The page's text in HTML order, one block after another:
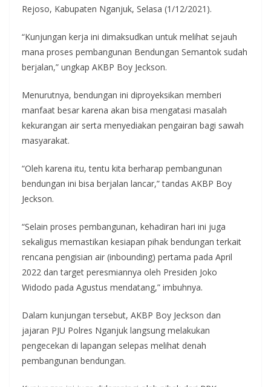
Rejoso, Kabupaten Nganjuk, Selasa (1/12/2021).
“Kunjungan kerja ini dimaksudkan untuk melihat sejauh
mana proses pembangunan Bendungan Semantok sudah
berjalan,” ungkap AKBP Boy Jeckson.
Menurutnya, bendungan ini diproyeksikan memberi
manfaat besar karena akan bisa mengatasi masalah
kekurangan air serta menyediakan pengairan bagi sawah
masyarakat.
“Oleh karena itu, tentu kita berharap pembangunan
bendungan ini bisa berjalan lancar,” tandas AKBP Boy
Jeckson.
“Selain proses pembangunan, kehadiran hari ini juga
sekaligus memastikan kesiapan pihak bendungan terkait
rencana pengisian air (inbounding) pertama pada April
2022 dan target peresmiannya oleh Presiden Joko
Widodo pada Agustus mendatang,” imbuhnya.
Dalam kunjungan tersebut, AKBP Boy Jeckson dan
jajaran PJU Polres Nganjuk langsung melakukan
pengecekan di lapangan selepas melihat denah
pembangunan bendungan.